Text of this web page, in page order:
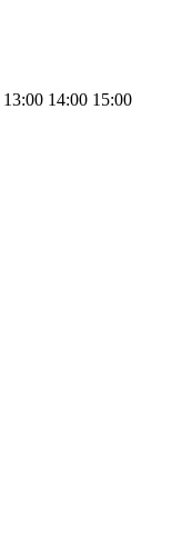
13:00 14:00 15:00